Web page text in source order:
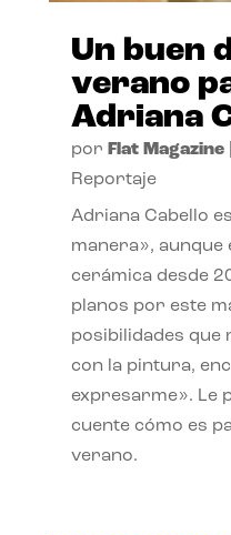
Un buen
verano
Adriana
por Flat Magazine|
Reportaje
Adriana Cabello
manera», aunque
cerámica desde
planos por este
posibilidades que
con la pintura,
expresarme». Le
cuente cómo es
verano.